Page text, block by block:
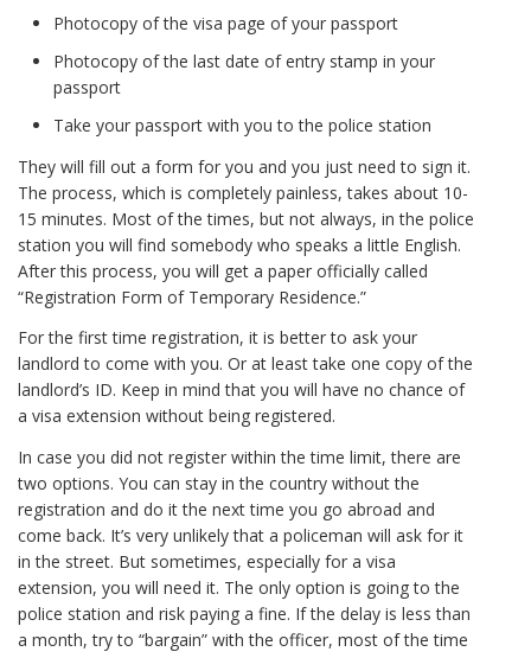
Photocopy of the visa page of your passport
Photocopy of the last date of entry stamp in your
passport
Take your passport with you to the police station
They will fill out a form for you and you just need to sign it.
The process, which is completely painless, takes about 10-
15 minutes. Most of the times, but not always, in the police
station you will find somebody who speaks a little English.
After this process, you will get a paper officially called
“Registration Form of Temporary Residence.”
For the first time registration, it is better to ask your
landlord to come with you. Or at least take one copy of the
landlord’s ID. Keep in mind that you will have no chance of
a visa extension without being registered.
In case you did not register within the time limit, there are
two options. You can stay in the country without the
registration and do it the next time you go abroad and
come back. It’s very unlikely that a policeman will ask for it
in the street. But sometimes, especially for a visa
extension, you will need it. The only option is going to the
police station and risk paying a fine. If the delay is less than
a month, try to “bargain” with the officer, most of the time